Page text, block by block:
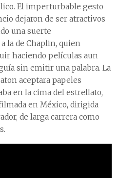
El imperturbable gesto
dejaron de ser atractivos
una suerte
la de Chaplin, quien
haciendo películas aun
sin emitir una palabra. La
aceptara papeles
en la cima del estrellato,
en México, dirigida
de larga carrera como